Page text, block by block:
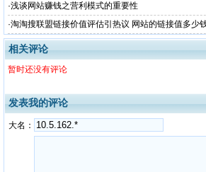
·浅谈网站赚钱之营利模式的重要性
·淘淘搜联盟链接价值评估引热议 网站的链接值多少
相关评论
暂时还没有评论
发表我的评论
大名：